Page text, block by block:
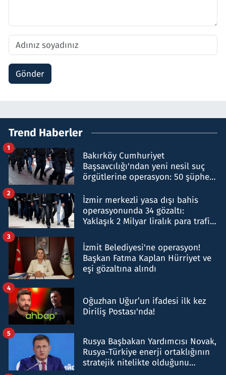
Gönder
Trend Haberler
Bakırköy Cumhuriyet
Başsavcılığı'ndan yeni nesil suç
örgütlerine operasyon: 50 şüpheli
1
İzmir merkezli yasa dışı bahis
operasyonunda 34 gözaltı:
Yaklaşık 2 Milyar liralık para trafiği
2
İzmit Belediyesi'ne operasyon!
Başkan Fatma Kaplan Hürriyet ve
eşi gözaltına alındı
3
Oğuzhan Uğur’un ifadesi ilk kez
Diriliş Postası'nda!
4
Rusya Başbakan Yardımcısı Novak,
Rusya-Türkiye enerji ortaklığının
stratejik nitelikte olduğunu
5